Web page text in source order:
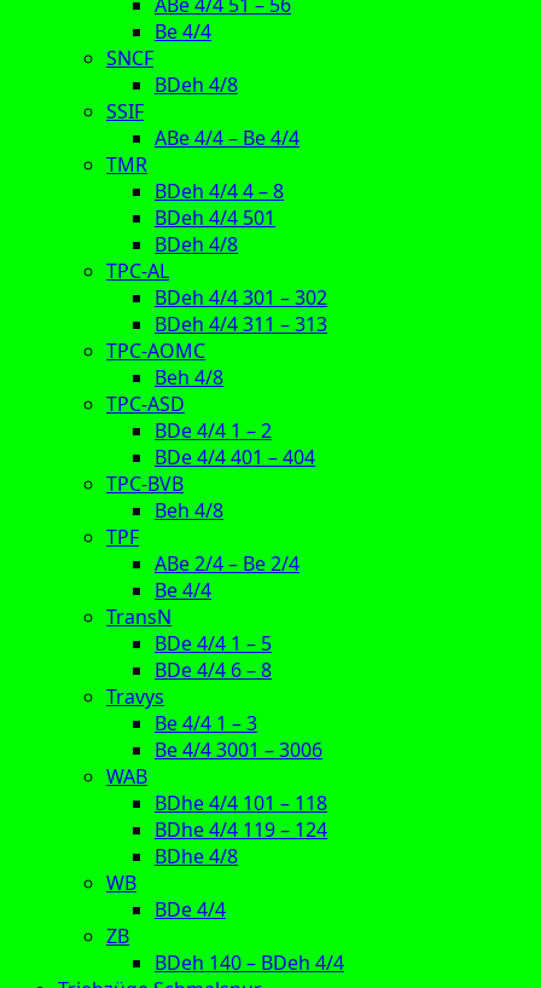
Be 4/4
SNCF
BDeh 4/8
SSIF
ABe 4/4 – Be 4/4
TMR
BDeh 4/4 4 – 8
BDeh 4/4 501
BDeh 4/8
TPC-AL
BDeh 4/4 301 – 302
BDeh 4/4 311 – 313
TPC-AOMC
Beh 4/8
TPC-ASD
BDe 4/4 1 – 2
BDe 4/4 401 – 404
TPC-BVB
Beh 4/8
TPF
ABe 2/4 – Be 2/4
Be 4/4
TransN
BDe 4/4 1 – 5
BDe 4/4 6 – 8
Travys
Be 4/4 1 – 3
Be 4/4 3001 – 3006
WAB
BDhe 4/4 101 – 118
BDhe 4/4 119 – 124
BDhe 4/8
WB
BDe 4/4
ZB
BDeh 140 – BDeh 4/4